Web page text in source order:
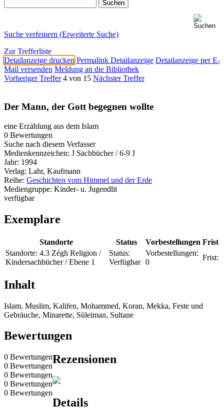
Suche verfeinern (Erweiterte Suche)
Zur Trefferliste
Detailanzeige drucken Permalink Detailanzeige Detailanzeige per E-
Mail versenden Meldung an die Bibliothek
Vorheriger Treffer 4 von 15 Nächster Treffer
Der Mann, der Gott begegnen wollte
eine Erzählung aus dem Islam
0 Bewertungen
Suche nach diesem Verfasser
Medienkennzeichen: J Sachbücher / 6-9 J
Jahr: 1994
Verlag: Lahr, Kaufmann
Reihe: Geschichten vom Himmel und der Erde
Mediengruppe: Kinder- u. Jugendlit
verfügbar
Exemplare
Standorte Status Vorbestellungen Frist
Standorte: 4.3 Zégh Religion /
Kindersachbücher / Ebene 1
Status:
Verfügbar
Vorbestellungen:
0
Frist:
Inhalt
Islam, Muslim, Kalifen, Mohammed, Koran, Mekka, Feste und
Gebräuche, Minarette, Süleiman, Sultane
Bewertungen
0 Bewertungen
0 Bewertungen
0 Bewertungen
0 Bewertungen
0 Bewertungen
Rezensionen
Details